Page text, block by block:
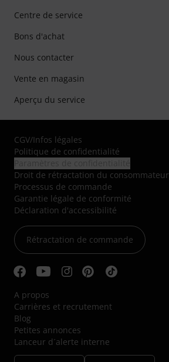
Centre de service
Bons d'achat
Nous contacter
Vente en magasin
Aperçu du service
CGV/Infos légales
Politique de confidentialité
Droit de rétractation du consommateur
Processus de commande
Garantie légale de conformité
Déclaration d'accessibilité
Rétractation de commande
A propos
Carrières et recrutement
Blog
Petites annonces
Lanceur d´alerte interne